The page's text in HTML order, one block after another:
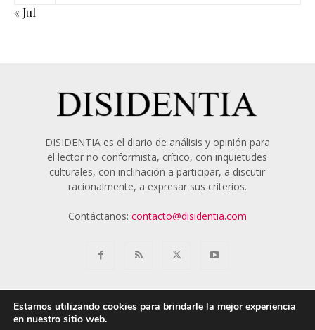
« Jul
DISIDENTIA es el diario de análisis y opinión para
el lector no conformista, crítico, con inquietudes
culturales, con inclinación a participar, a discutir
racionalmente, a expresar sus criterios.
Contáctanos: contacto@disidentia.com
Estamos utilizando cookies para brindarle la mejor experiencia
en nuestro sitio web.